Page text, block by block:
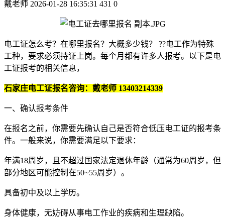
戴老师 2026-01-28 16:35:31 431 0
电工证怎么考？在哪里报名？大概多少钱？ ??电工作为特殊
工种，要求必须持证上岗。每个月都有许多人报考。以下是电
工证报考的相关信息，
石家庄电工证报名咨询：戴老师 13403214339
一、确认报考条件
在报名之前，你需要先确认自己是否符合低压电工证的报考条
件。一般来说，你需要满足以下要求：
年满18周岁，且不超过国家法定退休年龄（通常为60周岁，但
部分地区可能控制在50~55周岁）。
具备初中及以上学历。
身体健康，无妨碍从事电工作业的疾病和生理缺陷。